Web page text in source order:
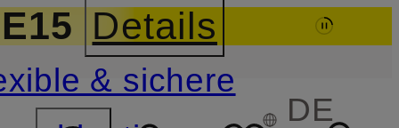
ÜBERSPRINGEN
Details
& sichere
DE